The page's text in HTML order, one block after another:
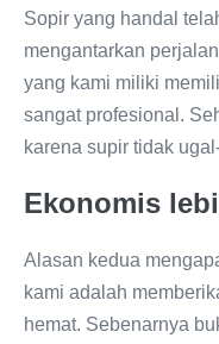
Sopir yang handal
mengantarkan
yang kami miliki
sangat profesional.
karena supir tidak
Ekonomis
Alasan kedua
kami adalah
hemat. Sebenarnya